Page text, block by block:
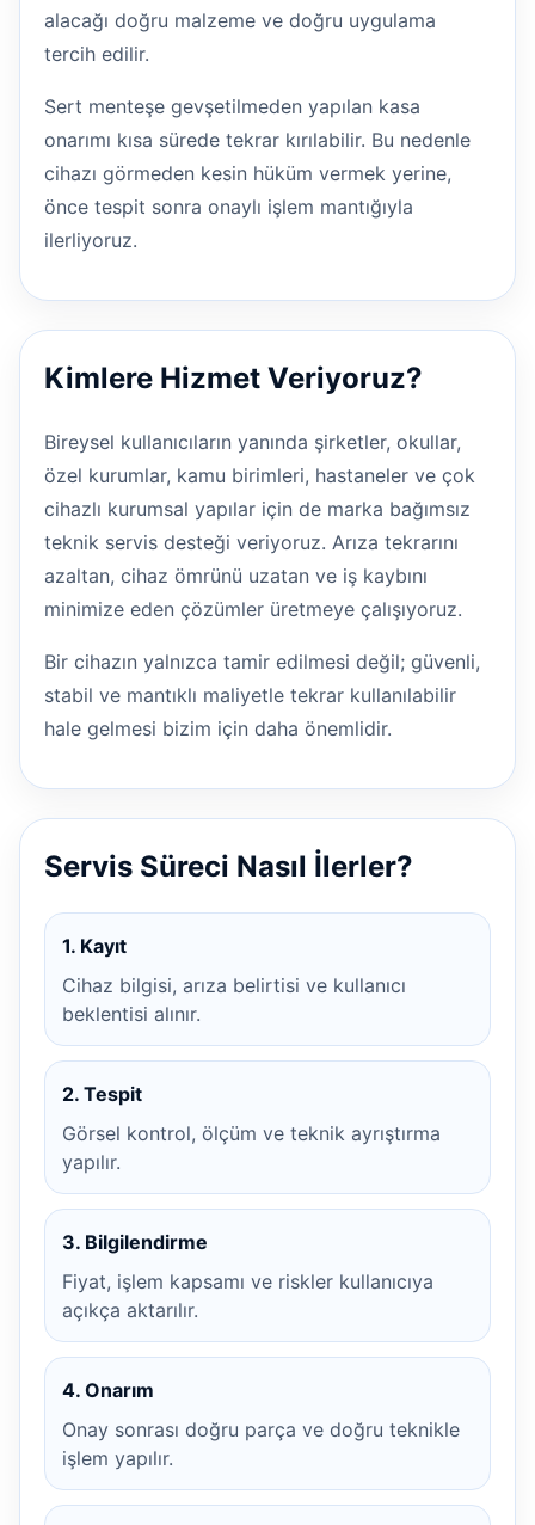
alacağı doğru malzeme ve doğru uygulama
tercih edilir.
Sert menteşe gevşetilmeden yapılan kasa
onarımı kısa sürede tekrar kırılabilir. Bu nedenle
cihazı görmeden kesin hüküm vermek yerine,
önce tespit sonra onaylı işlem mantığıyla
ilerliyoruz.
Kimlere Hizmet Veriyoruz?
Bireysel kullanıcıların yanında şirketler, okullar,
özel kurumlar, kamu birimleri, hastaneler ve çok
cihazlı kurumsal yapılar için de marka bağımsız
teknik servis desteği veriyoruz. Arıza tekrarını
azaltan, cihaz ömrünü uzatan ve iş kaybını
minimize eden çözümler üretmeye çalışıyoruz.
Bir cihazın yalnızca tamir edilmesi değil; güvenli,
stabil ve mantıklı maliyetle tekrar kullanılabilir
hale gelmesi bizim için daha önemlidir.
Servis Süreci Nasıl İlerler?
1. Kayıt
Cihaz bilgisi, arıza belirtisi ve kullanıcı
beklentisi alınır.
2. Tespit
Görsel kontrol, ölçüm ve teknik ayrıştırma
yapılır.
3. Bilgilendirme
Fiyat, işlem kapsamı ve riskler kullanıcıya
açıkça aktarılır.
4. Onarım
Onay sonrası doğru parça ve doğru teknikle
işlem yapılır.